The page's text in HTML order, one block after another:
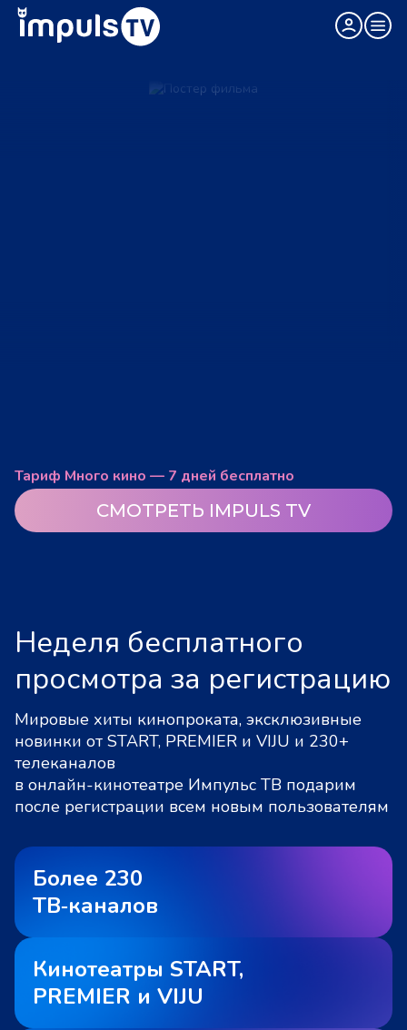
Тариф Много кино — 7 дней бесплатно
СМОТРЕТЬ IMPULS TV
Неделя бесплатного
просмотра за регистрацию
Мировые хиты кинопроката, эксклюзивные
новинки от START, PREMIER и VIJU и 230+
телеканалов
в онлайн-кинотеатре Импульс ТВ подарим
после регистрации всем новым пользователям
Более 230
ТВ‑каналов
Кинотеатры START,
PREMIER и VIJU